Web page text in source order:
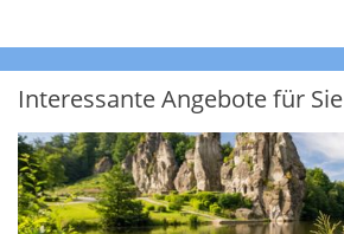
Interessante Angebote für Sie